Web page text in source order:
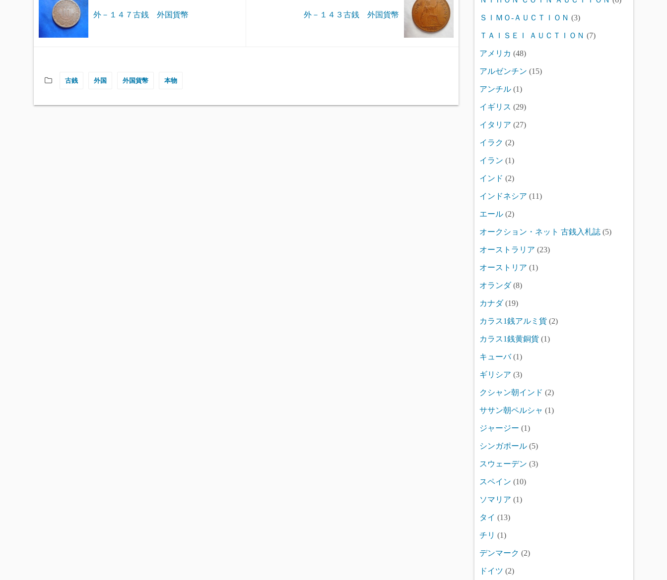
外－１４７古銭 外国貨幣 外－１４３古銭 外国貨幣
古銭 外国 外国貨幣 本物
ＳＩＭＯ-ＡＵＣＴＩＯＮ (3)
ＴＡＩＳＥＩ ＡＵＣＴＩＯＮ (7)
アメリカ (48)
アルゼンチン (15)
アンチル (1)
イギリス (29)
イタリア (27)
イラク (2)
イラン (1)
インド (2)
インドネシア (11)
エール (2)
オークション・ネット 古銭入札誌 (5)
オーストラリア (23)
オーストリア (1)
オランダ(8)
カナダ(19)
カラス1銭アルミ貨 (2)
カラス1銭黄銅貨 (1)
キューバ(1)
ギリシア (3)
クシャン朝インド (2)
ササン朝ペルシャ (1)
ジャージー (1)
シンガポール (5)
スウェーデン (3)
スペイン (10)
ソマリア (1)
タイ (13)
チリ (1)
デンマーク (2)
ドイツ (2)